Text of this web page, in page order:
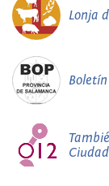
Lonja